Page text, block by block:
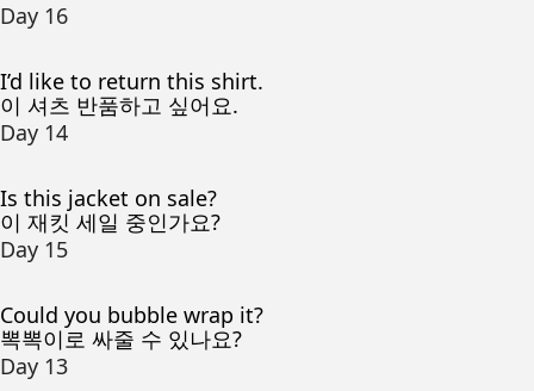
Day 16
I’d like to return this shirt.
이 셔츠 반품하고 싶어요.
Day 14
Is this jacket on sale?
이 재킷 세일 중인가요?
Day 15
Could you bubble wrap it?
뽁뽁이로 싸줄 수 있나요?
Day 13